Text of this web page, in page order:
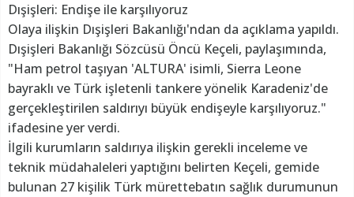
Dışişleri: Endişe ile karşılıyoruz
Olaya ilişkin Dışişleri Bakanlığı'ndan da açıklama yapıldı.
Dışişleri Bakanlığı Sözcüsü Öncü Keçeli, paylaşımında,
"Ham petrol taşıyan 'ALTURA' isimli, Sierra Leone
bayraklı ve Türk işletenli tankere yönelik Karadeniz'de
gerçekleştirilen saldırıyı büyük endişeyle karşılıyoruz."
ifadesine yer verdi.
İlgili kurumların saldırıya ilişkin gerekli inceleme ve
teknik müdahaleleri yaptığını belirten Keçeli, gemide
bulunan 27 kişilik Türk mürettebatın sağlık durumunun